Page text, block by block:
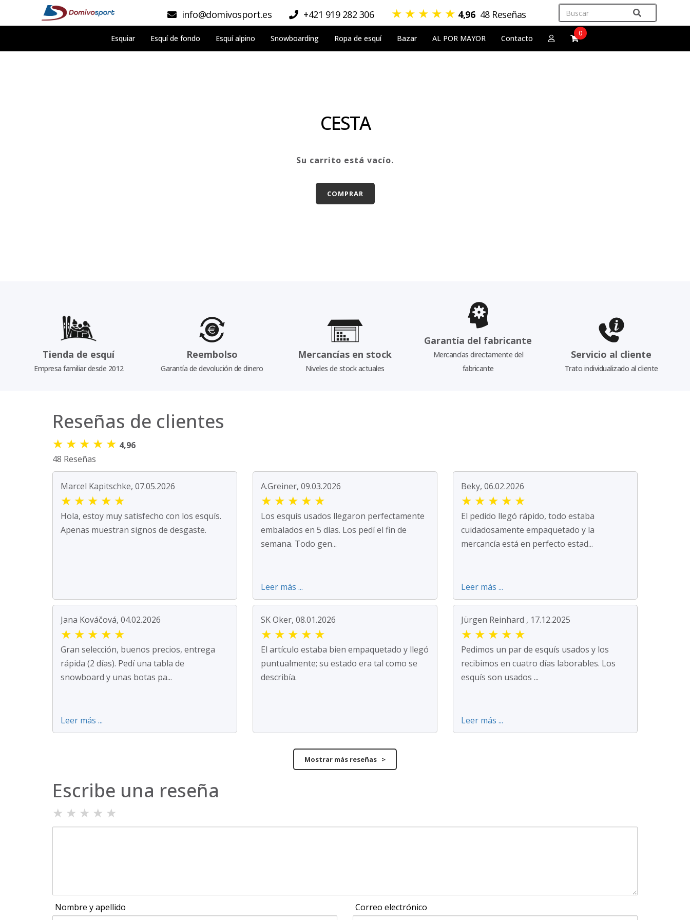
info@domivosport.es +421 919 282 306 ★ ★ ★ ★ ★ 4,96 48 Reseñas
Esquiar Esquí de fondo Esquí alpino Snowboarding Ropa de esquí Bazar AL POR MAYOR Contacto
0
CESTA
Su carrito está vacío.
COMPRAR
Tienda de esquí
Empresa familiar desde 2012
Reembolso
Garantía de devolución de dinero
Mercancías en stock
Niveles de stock actuales
Garantía del fabricante
Mercancías directamente del
fabricante
Servicio al cliente
Trato individualizado al cliente
Reseñas de clientes
★ ★ ★ ★ ★ 4,96
48 Reseñas
Marcel Kapitschke, 07.05.2026
★ ★ ★ ★ ★
Hola, estoy muy satisfecho con los esquís.
Apenas muestran signos de desgaste.
A.Greiner, 09.03.2026
★ ★ ★ ★ ★
Los esquís usados llegaron perfectamente
embalados en 5 días. Los pedí el fin de
semana. Todo gen...
Leer más ...
Beky, 06.02.2026
★ ★ ★ ★ ★
El pedido llegó rápido, todo estaba
cuidadosamente empaquetado y la
mercancía está en perfecto estad...
Leer más ...
Jana Kováčová, 04.02.2026
★ ★ ★ ★ ★
Gran selección, buenos precios, entrega
rápida (2 días). Pedí una tabla de
snowboard y unas botas pa...
Leer más ...
SK Oker, 08.01.2026
★ ★ ★ ★ ★
El artículo estaba bien empaquetado y llegó
puntualmente; su estado era tal como se
describía.
Jürgen Reinhard , 17.12.2025
★ ★ ★ ★ ★
Pedimos un par de esquís usados y los
recibimos en cuatro días laborables. Los
esquís son usados ...
Leer más ...
Mostrar más reseñas >
Escribe una reseña
★ ★ ★ ★ ★
Nombre y apellido Correo electrónico